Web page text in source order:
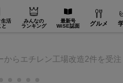
生活
みんなの
ランキング
最新号
WiSE誌面
グルメ
からエチレン工場改造2件を受注